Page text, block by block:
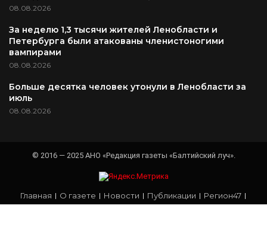
08.08.2026
За неделю 1,3 тысячи жителей Ленобласти и
Петербурга были атакованы членистоногими
вампирами
08.08.2026
Больше десятка человек утонули в Ленобласти за
июль
08.08.2026
© 2016 — 2025 АНО «Редакция газеты «Балтийский луч».
Главная О газете Новости Публикации
Регион47